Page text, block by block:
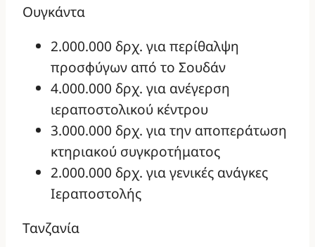
Ουγκάντα
2.000.000 δρχ. για περίθαλψη
προσφύγων από το Σουδάν
4.000.000 δρχ. για ανέγερση
ιεραποστολικού κέντρου
3.000.000 δρχ. για την αποπεράτωση
κτηριακού συγκροτήματος
2.000.000 δρχ. για γενικές ανάγκες
Ιεραποστολής
Τανζανία